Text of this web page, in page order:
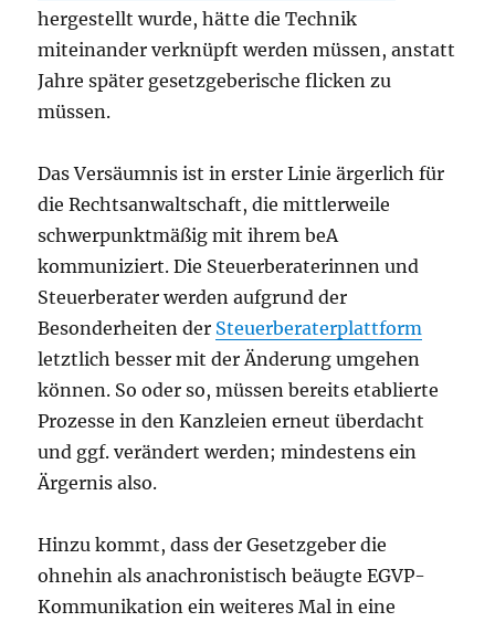
hergestellt wurde, hätte die Technik
miteinander verknüpft werden müssen, anstatt
Jahre später gesetzgeberische flicken zu
müssen.
Das Versäumnis ist in erster Linie ärgerlich für
die Rechtsanwaltschaft, die mittlerweile
schwerpunktmäßig mit ihrem beA
kommuniziert. Die Steuerberaterinnen und
Steuerberater werden aufgrund der
Besonderheiten der Steuerberaterplattform
letztlich besser mit der Änderung umgehen
können. So oder so, müssen bereits etablierte
Prozesse in den Kanzleien erneut überdacht
und ggf. verändert werden; mindestens ein
Ärgernis also.
Hinzu kommt, dass der Gesetzgeber die
ohnehin als anachronistisch beäugte EGVP-
Kommunikation ein weiteres Mal in eine